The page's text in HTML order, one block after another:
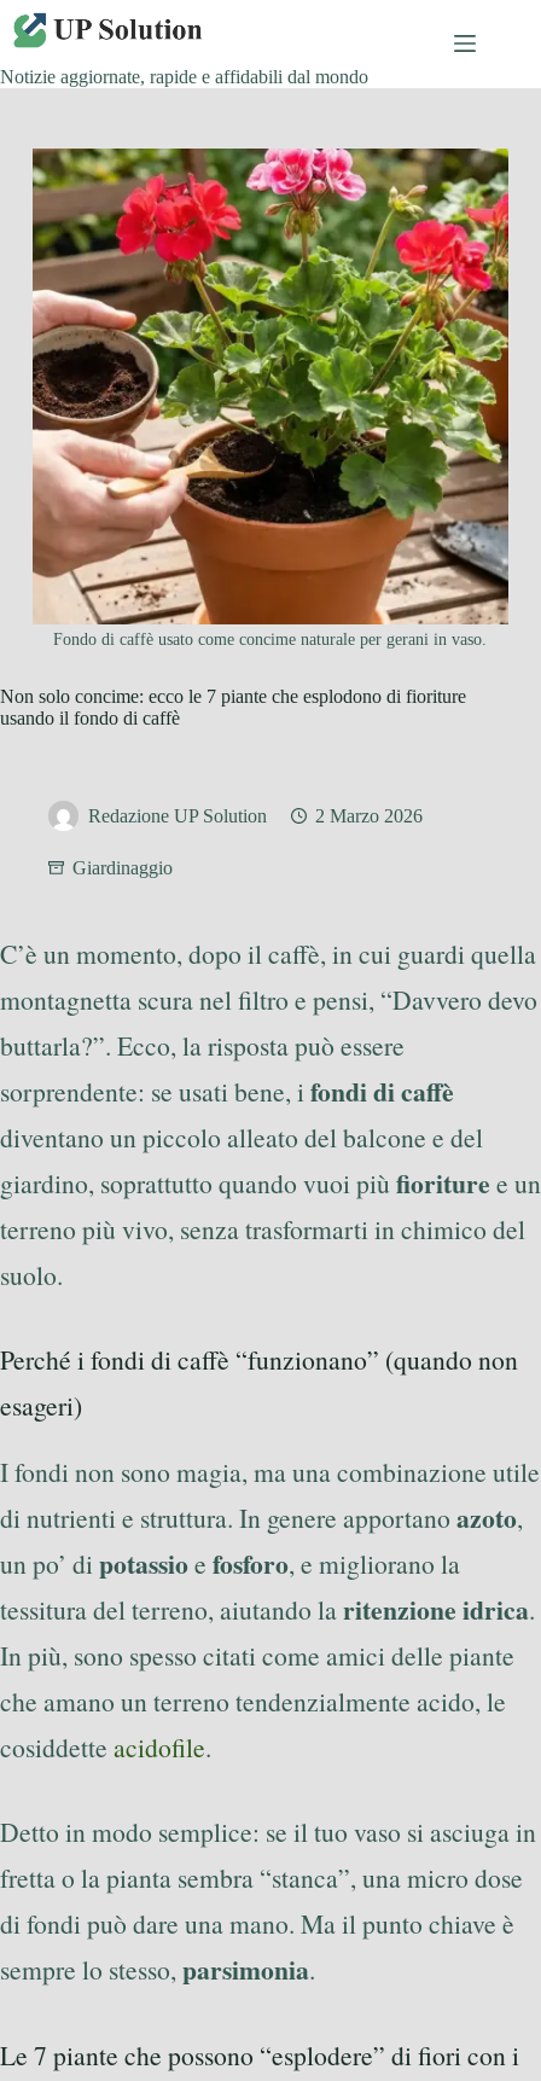
Salta
contenuto
Notizie aggiornate, rapide e affidabili dal mondo
Fondo di caffè usato come concime naturale per gerani in vaso.
Non solo concime: ecco le 7 piante che esplodono di fioriture
usando il fondo di caffè
Redazione UP Solution 2 Marzo 2026
Giardinaggio
C’è un momento, dopo il caffè, in cui guardi quella
montagnetta scura nel filtro e pensi, “Davvero devo
buttarla?”. Ecco, la risposta può essere
sorprendente: se usati bene, ifondi di caffè
diventano un piccolo alleato del balcone e del
giardino, soprattutto quando vuoi più fioriture e un
terreno più vivo, senza trasformarti in chimico del
suolo.
Perché i fondi di caffè “funzionano” (quando non
esageri)
I fondi non sono magia, ma una combinazione utile
di nutrienti e struttura. In genere apportano azoto,
un po’ dipotassioe fosforo, e migliorano la
tessitura del terreno, aiutando laritenzione idrica.
In più, sono spesso citati come amici delle piante
che amano un terreno tendenzialmente acido, le
cosiddette acidofile.
Detto in modo semplice: se il tuo vaso si asciuga in
fretta o la pianta sembra “stanca”, una micro dose
di fondi può dare una mano. Ma il punto chiave è
sempre lo stesso, parsimonia.
Le 7 piante che possono “esplodere” di fiori con i